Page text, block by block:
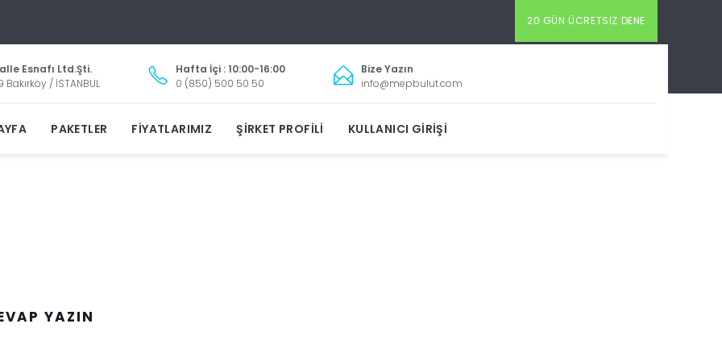
20 GÜN ÜCRETSIZ DENE
Esnafı Ltd.Şti.
Bakırköy / İSTANBUL
Hafta İçi : 10:00-16:00
0 (850) 500 50 50
Bize Yazın
info@mepbulut.com
PAKETLER FIYATLARIMIZ ŞIRKET PROFILI KULLANICI GIRIŞI
YAZIN